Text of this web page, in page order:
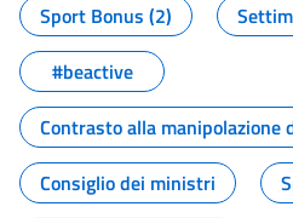
Sport Bonus (2)
#beactive
Contrasto alla
Consiglio dei ministri